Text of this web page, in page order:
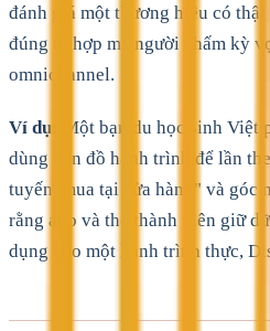
đánh giá một thương hiệu có thật
đúng tổ hợp mà người chấm kỳ
omnichannel.
Ví dụ:
Một bạn du học sinh
dùng bản đồ hành trình để lần
tuyến, mua tại cửa hàng" và góc
rằng app và thẻ thành viên giữ
dụng cho một hành trình thực,